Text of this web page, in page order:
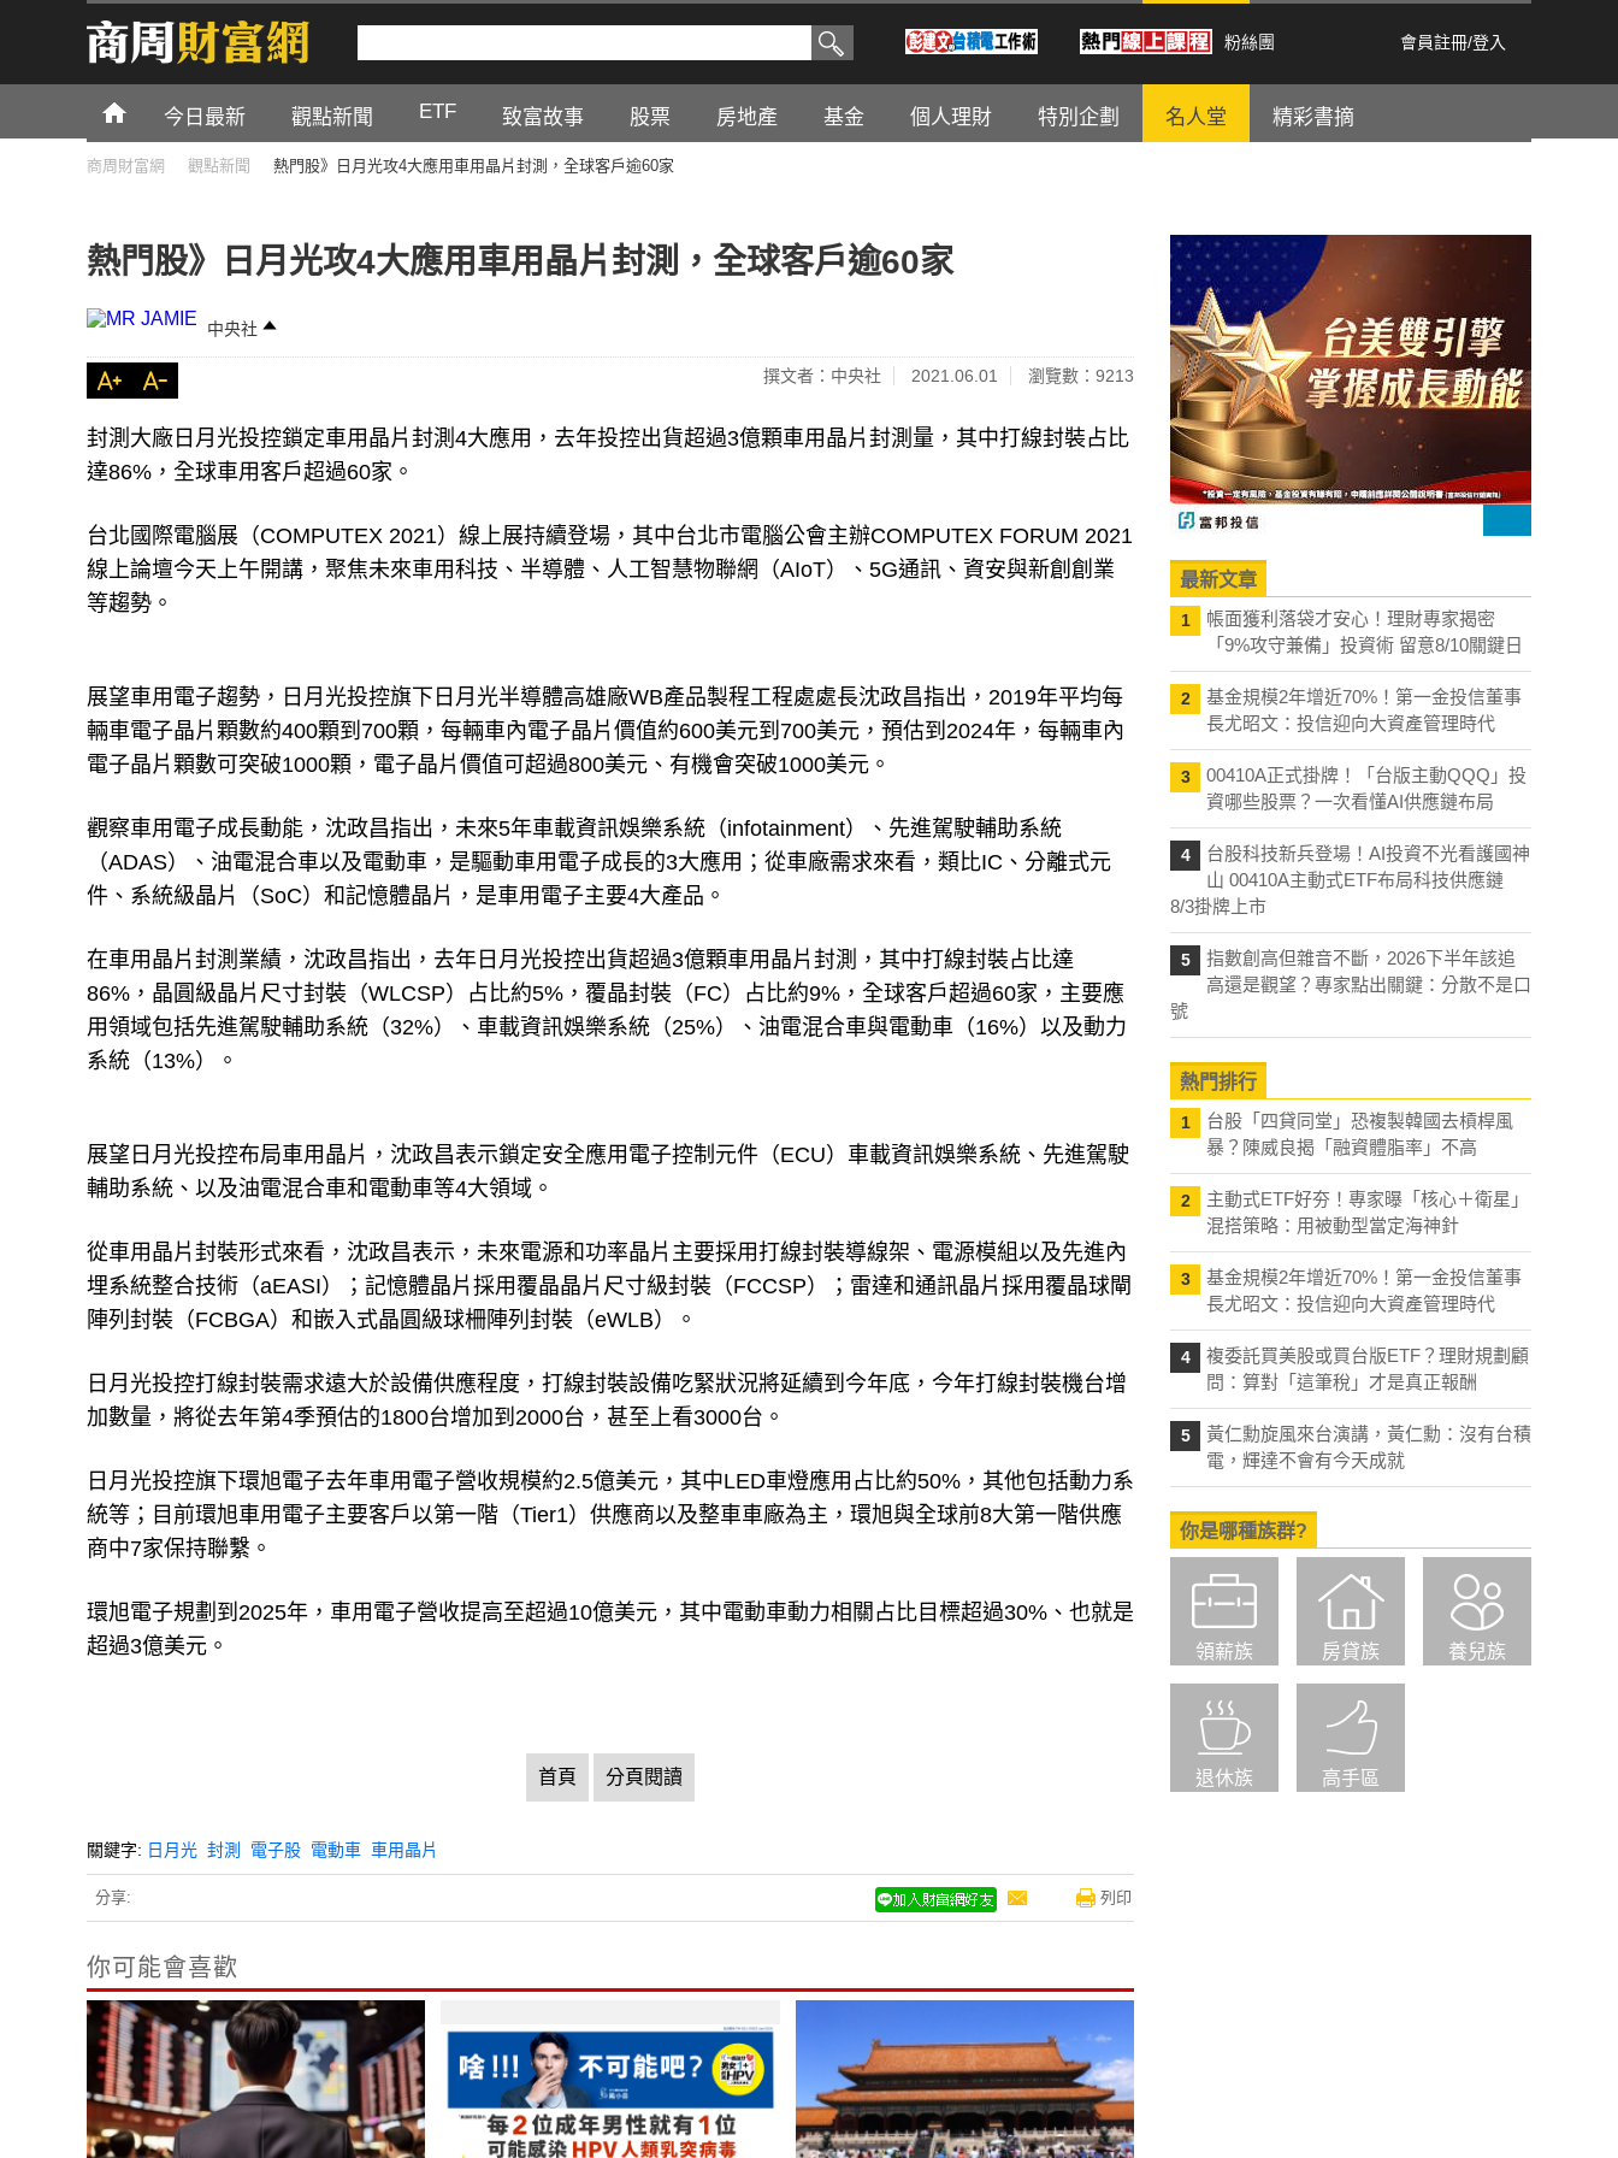
粉絲團 會員註冊/登入
今日最新 觀點新聞 ETF 致富故事 股票 房地產 基金 個人理財 特別企劃 名人堂 精彩書摘
商周財富網 觀點新聞 熱門股》日月光攻4大應用車用晶片封測，全球客戶逾60家
熱門股》日月光攻4大應用車用晶片封測，全球客戶逾60家
中央社
撰文者：中央社 2021.06.01 瀏覽數：9213
封測大廠日月光投控鎖定車用晶片封測4大應用，去年投控出貨超過3億顆車用晶片封測量，其中打線封裝占比
達86%，全球車用客戶超過60家。
台北國際電腦展（COMPUTEX 2021）線上展持續登場，其中台北市電腦公會主辦COMPUTEX FORUM 2021
線上論壇今天上午開講，聚焦未來車用科技、半導體、人工智慧物聯網（AIoT）、5G通訊、資安與新創創業
等趨勢。
展望車用電子趨勢，日月光投控旗下日月光半導體高雄廠WB產品製程工程處處長沈政昌指出，2019年平均每
輛車電子晶片顆數約400顆到700顆，每輛車內電子晶片價值約600美元到700美元，預估到2024年，每輛車內
電子晶片顆數可突破1000顆，電子晶片價值可超過800美元、有機會突破1000美元。
觀察車用電子成長動能，沈政昌指出，未來5年車載資訊娛樂系統（infotainment）、先進駕駛輔助系統
（ADAS）、油電混合車以及電動車，是驅動車用電子成長的3大應用；從車廠需求來看，類比IC、分離式元
件、系統級晶片（SoC）和記憶體晶片，是車用電子主要4大產品。
在車用晶片封測業績，沈政昌指出，去年日月光投控出貨超過3億顆車用晶片封測，其中打線封裝占比達
86%，晶圓級晶片尺寸封裝（WLCSP）占比約5%，覆晶封裝（FC）占比約9%，全球客戶超過60家，主要應
用領域包括先進駕駛輔助系統（32%）、車載資訊娛樂系統（25%）、油電混合車與電動車（16%）以及動力
系統（13%）。
展望日月光投控布局車用晶片，沈政昌表示鎖定安全應用電子控制元件（ECU）車載資訊娛樂系統、先進駕駛
輔助系統、以及油電混合車和電動車等4大領域。
從車用晶片封裝形式來看，沈政昌表示，未來電源和功率晶片主要採用打線封裝導線架、電源模組以及先進內
埋系統整合技術（aEASI）；記憶體晶片採用覆晶晶片尺寸級封裝（FCCSP）；雷達和通訊晶片採用覆晶球閘
陣列封裝（FCBGA）和嵌入式晶圓級球柵陣列封裝（eWLB）。
日月光投控打線封裝需求遠大於設備供應程度，打線封裝設備吃緊狀況將延續到今年底，今年打線封裝機台增
加數量，將從去年第4季預估的1800台增加到2000台，甚至上看3000台。
日月光投控旗下環旭電子去年車用電子營收規模約2.5億美元，其中LED車燈應用占比約50%，其他包括動力系
統等；目前環旭車用電子主要客戶以第一階（Tier1）供應商以及整車車廠為主，環旭與全球前8大第一階供應
商中7家保持聯繫。
環旭電子規劃到2025年，車用電子營收提高至超過10億美元，其中電動車動力相關占比目標超過30%、也就是
超過3億美元。
首頁 分頁閱讀
關鍵字: 日月光 封測 電子股 電動車 車用晶片
分享: 列印
你可能會喜歡
最新文章
1
帳面獲利落袋才安心！理財專家揭密
「9%攻守兼備」投資術 留意8/10關鍵日
2
基金規模2年增近70%！第一金投信董事
長尤昭文：投信迎向大資產管理時代
3
00410A正式掛牌！「台版主動QQQ」投
資哪些股票？一次看懂AI供應鏈布局
4
台股科技新兵登場！AI投資不光看護國神
山 00410A主動式ETF布局科技供應鏈
8/3掛牌上市
5
指數創高但雜音不斷，2026下半年該追
高還是觀望？專家點出關鍵：分散不是口
號
熱門排行
1
台股「四貸同堂」恐複製韓國去槓桿風
暴？陳威良揭「融資體脂率」不高
2
主動式ETF好夯！專家曝「核心＋衛星」
混搭策略：用被動型當定海神針
3
基金規模2年增近70%！第一金投信董事
長尤昭文：投信迎向大資產管理時代
4
複委託買美股或買台版ETF？理財規劃顧
問：算對「這筆稅」才是真正報酬
5
黃仁勳旋風來台演講，黃仁勳：沒有台積
電，輝達不會有今天成就
你是哪種族群?
領薪族 房貸族 養兒族
退休族 高手區